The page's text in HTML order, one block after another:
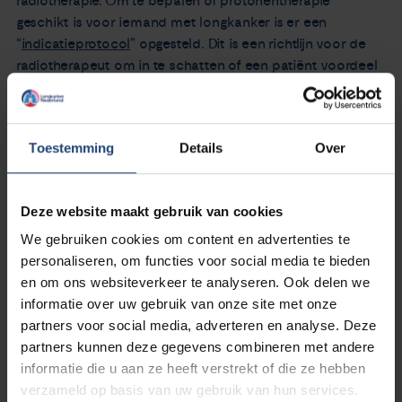
Toestemming Details Over
Deze website maakt gebruik van cookies
We gebruiken cookies om content en advertenties te
personaliseren, om functies voor social media te bieden
en om ons websiteverkeer te analyseren. Ook delen we
informatie over uw gebruik van onze site met onze
partners voor social media, adverteren en analyse. Deze
partners kunnen deze gegevens combineren met andere
informatie die u aan ze heeft verstrekt of die ze hebben
verzameld op basis van uw gebruik van hun services.
geschikt is voor iemand met longkanker is er een
“indicatieprotocol” opgesteld. Dit is een richtlijn voor de
radiotherapeut om in te schatten of een patiënt voordeel
zal hebben van protonentherapie in plaats van
radiotherapie met fotonen.
Extra moeilijk
Bij longkankerpatiënten is er sprake van een bewegende
tumor. Dit komt door de invloed van de ademhaling. Dat
maakt de protonenbestraling - meer dan bij andere types
kanker – extra moeilijk. “Juist doordat protonentherapie zijn
dosis zo precies afgeeft in het lichaam, is de invloed van
beweging veel groter dan bij de standaardbehandeling
met fotonentherapie,” stelt Robin Wijsman,
radiotherapeut-oncoloog bij UMC Groningen. “Het heeft
dan ook wel even geduurd voordat we technisch alles
hadden voorbereid om de eerste longkankerpatiënt te